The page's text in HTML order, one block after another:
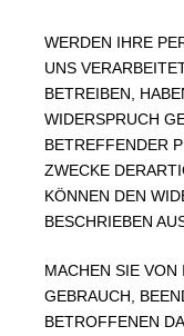
WERDEN IHRE
UNS
BETREIBEN,
WIDERSPRUCH
BETREFFENDER
ZWECKE
KÖNNEN DEN
BESCHRIEBEN
MACHEN SIE VON
GEBRAUCH,
BETROFFENEN